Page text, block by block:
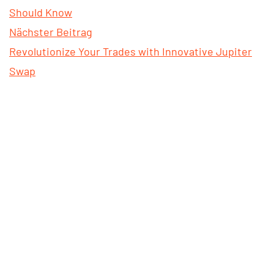
Should Know
Nächster Beitrag
Revolutionize Your Trades with Innovative Jupiter
Swap